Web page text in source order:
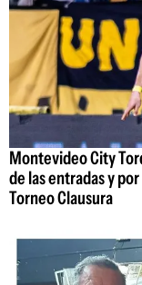
Montevideo City
de las entradas y
Torneo Clausura